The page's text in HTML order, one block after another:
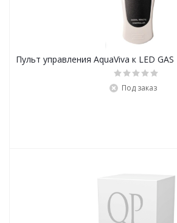
Пульт управления AquaViva к LED GAS
Под заказ